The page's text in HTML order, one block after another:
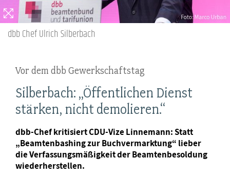
dbb Chef Ulrich Silberbach
Vor dem dbb Gewerkschaftstag
Silberbach: „Öffentlichen Dienst
stärken, nicht demolieren.“
dbb-Chef kritisiert CDU-Vize Linnemann: Statt
„Beamtenbashing zur Buchvermarktung“ lieber
die Verfassungsmäßigkeit der Beamtenbesoldung
wiederherstellen.